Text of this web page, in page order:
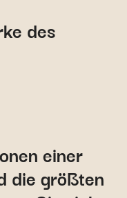
des
einer
die größten